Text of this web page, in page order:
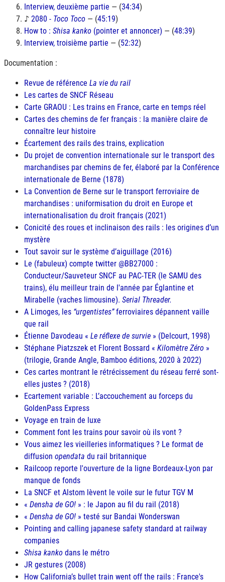
Interview, deuxième partie — (34:34)
♪ 2080 - Toco Toco — (45:19)
How to : Shisa kanko (pointer et annoncer) — (48:39)
Interview, troisième partie — (52:32)
Documentation :
Revue de référence La vie du rail
Les cartes de SNCF Réseau
Carte GRAOU : Les trains en France, carte en temps réel
Cartes des chemins de fer français : la manière claire de
connaître leur histoire
Écartement des rails des trains, explication
Du projet de convention internationale sur le transport des
marchandises par chemins de fer, élaboré par la Conférence
internationale de Berne (1878)
La Convention de Berne sur le transport ferroviaire de
marchandises : uniformisation du droit en Europe et
internationalisation du droit français (2021)
Conicité des roues et inclinaison des rails : les origines d’un
mystère
Tout savoir sur le système d’aiguillage (2016)
Le (fabuleux) compte twitter @BB27000 :
Conducteur/Sauveteur SNCF au PAC-TER (le SAMU des
trains), élu meilleur train de l'année par Églantine et
Mirabelle (vaches limousine). Serial Threader.
A Limoges, les urgentistes ferroviaires dépannent vaille
que rail
Étienne Davodeau « Le réflexe de survie » (Delcourt, 1998)
Stéphane Piatzszek et Florent Bossard « Kilomètre Zéro »
(trilogie, Grande Angle, Bamboo éditions, 2020 à 2022)
Ces cartes montrant le rétrécissement du réseau ferré sont-
elles justes ? (2018)
Ecartement variable : L’accouchement au forceps du
GoldenPass Express
Voyage en train de luxe
Comment font les trains pour savoir où ils vont ?
Vous aimez les vieilleries informatiques ? Le format de
diffusion opendata du rail britannique
Railcoop reporte l'ouverture de la ligne Bordeaux-Lyon par
manque de fonds
La SNCF et Alstom lèvent le voile sur le futur TGV M
« Densha de GO! » : le Japon au fil du rail (2018)
« Densha de GO! » testé sur Bandai Wonderswan
Pointing and calling japanese safety standard at railway
companies
Shisa kanko dans le métro
JR gestures (2008)
How California’s bullet train went off the rails : France's